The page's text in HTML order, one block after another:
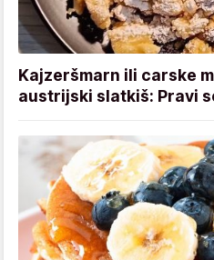
Kajzeršmarn ili carske
austrijski slatkiš: Pravi